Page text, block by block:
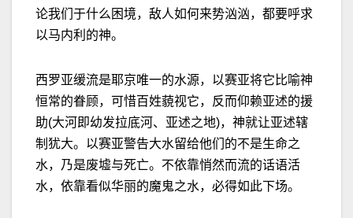
论我们于什么困境，敌人如何来势汹汹，都要呼求
以马内利的神。
西罗亚缓流是耶京唯一的水源，以赛亚将它比喻神
恒常的眷顾，可惜百姓藐视它，反而仰赖亚述的援
助(大河即幼发拉底河、亚述之地)，神就让亚述辖
制犹大。以赛亚警告大水留给他们的不是生命之
水，乃是废墟与死亡。不依靠悄然而流的话语活
水，依靠看似华丽的魔鬼之水，必得如此下场。